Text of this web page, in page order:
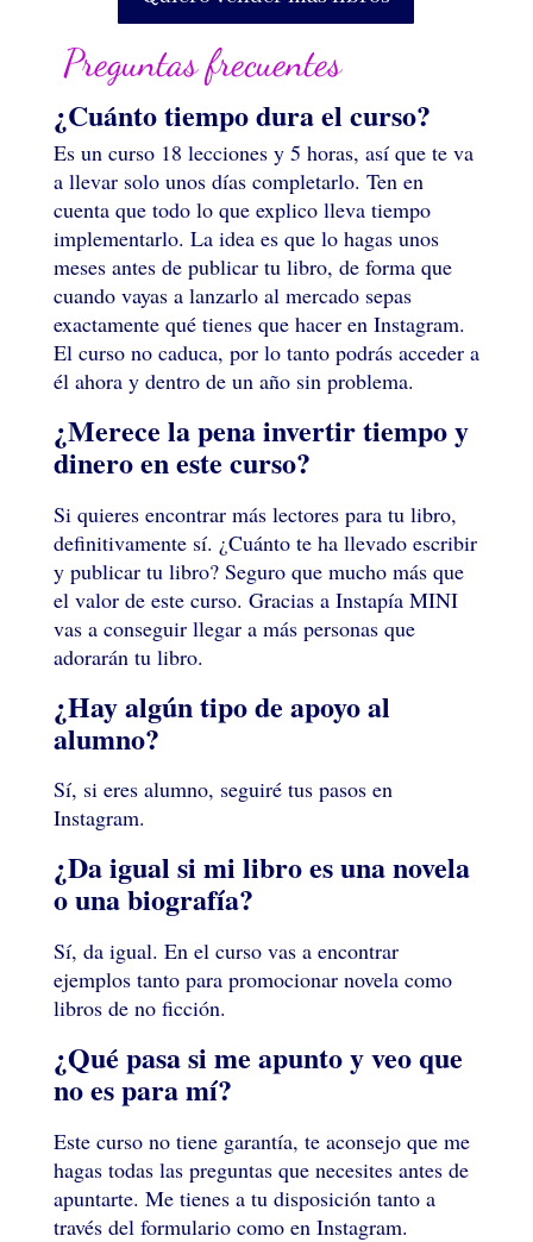
Preguntas frecuentes
¿Cuánto tiempo dura el curso?
Es un curso 18 lecciones y 5 horas, así que te va
a llevar solo unos días completarlo. Ten en
cuenta que todo lo que explico lleva tiempo
implementarlo. La idea es que lo hagas unos
meses antes de publicar tu libro, de forma que
cuando vayas a lanzarlo al mercado sepas
exactamente qué tienes que hacer en Instagram.
El curso no caduca, por lo tanto podrás acceder a
él ahora y dentro de un año sin problema.
¿Merece la pena invertir tiempo y
dinero en este curso?
Si quieres encontrar más lectores para tu libro,
definitivamente sí. ¿Cuánto te ha llevado escribir
y publicar tu libro? Seguro que mucho más que
el valor de este curso. Gracias a Instapía MINI
vas a conseguir llegar a más personas que
adorarán tu libro.
¿Hay algún tipo de apoyo al
alumno?
Sí, si eres alumno, seguiré tus pasos en
Instagram.
¿Da igual si mi libro es una novela
o una biografía?
Sí, da igual. En el curso vas a encontrar
ejemplos tanto para promocionar novela como
libros de no ficción.
¿Qué pasa si me apunto y veo que
no es para mí?
Este curso no tiene garantía, te aconsejo que me
hagas todas las preguntas que necesites antes de
apuntarte. Me tienes a tu disposición tanto a
través del formulario como en Instagram.